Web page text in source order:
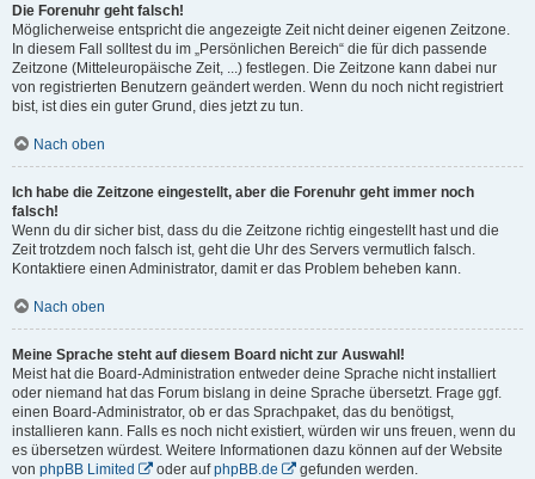
Die Forenuhr geht falsch!
Möglicherweise entspricht die angezeigte Zeit nicht deiner eigenen Zeitzone.
In diesem Fall solltest du im „Persönlichen Bereich“ die für dich passende
Zeitzone (Mitteleuropäische Zeit, ...) festlegen. Die Zeitzone kann dabei nur
von registrierten Benutzern geändert werden. Wenn du noch nicht registriert
bist, ist dies ein guter Grund, dies jetzt zu tun.
Nach oben
Ich habe die Zeitzone eingestellt, aber die Forenuhr geht immer noch
falsch!
Wenn du dir sicher bist, dass du die Zeitzone richtig eingestellt hast und die
Zeit trotzdem noch falsch ist, geht die Uhr des Servers vermutlich falsch.
Kontaktiere einen Administrator, damit er das Problem beheben kann.
Nach oben
Meine Sprache steht auf diesem Board nicht zur Auswahl!
Meist hat die Board-Administration entweder deine Sprache nicht installiert
oder niemand hat das Forum bislang in deine Sprache übersetzt. Frage ggf.
einen Board-Administrator, ob er das Sprachpaket, das du benötigst,
installieren kann. Falls es noch nicht existiert, würden wir uns freuen, wenn du
es übersetzen würdest. Weitere Informationen dazu können auf der Website
von phpBB Limited oder aufphpBB.de gefunden werden.